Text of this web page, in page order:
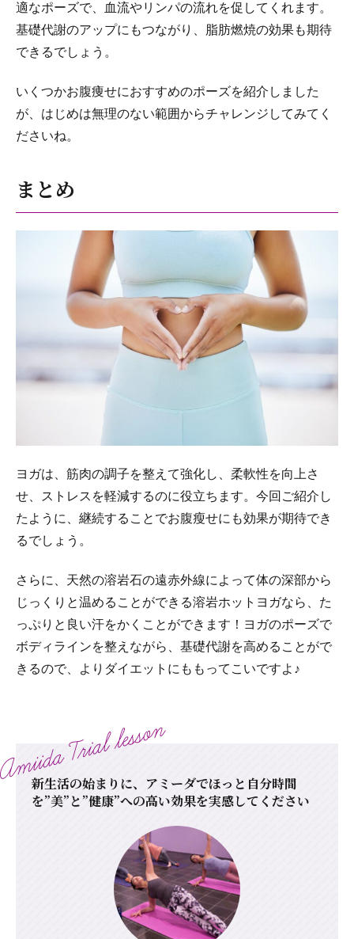
適なポーズで、血流やリンパの流れを促してくれます。
基礎代謝のアップにもつながり、脂肪燃焼の効果も期待
できるでしょう。
いくつかお腹痩せにおすすめのポーズを紹介しました
が、はじめは無理のない範囲からチャレンジしてみてく
ださいね。
まとめ
ヨガは、筋肉の調子を整えて強化し、柔軟性を向上さ
せ、ストレスを軽減するのに役立ちます。今回ご紹介し
たように、継続することでお腹瘦せにも効果が期待でき
るでしょう。
さらに、天然の溶岩石の遠赤外線によって体の深部から
じっくりと温めることができる溶岩ホットヨガなら、た
っぷりと良い汗をかくことができます！ヨガのポーズで
ボディラインを整えながら、基礎代謝を高めることがで
きるので、よりダイエットにももってこいですよ♪
新生活の始まりに、アミーダでほっと自分時間
を”美”と”健康”への高い効果を実感してください